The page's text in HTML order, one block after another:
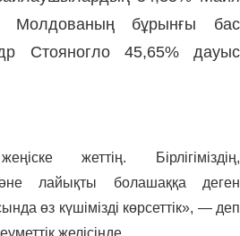
Молдованың бұрынғы бас
Стояногло 45,65% дауыс
жеттің. Бірлігіміздің,
лайықты болашаққа деген
өз күшімізді көрсеттік», — деп